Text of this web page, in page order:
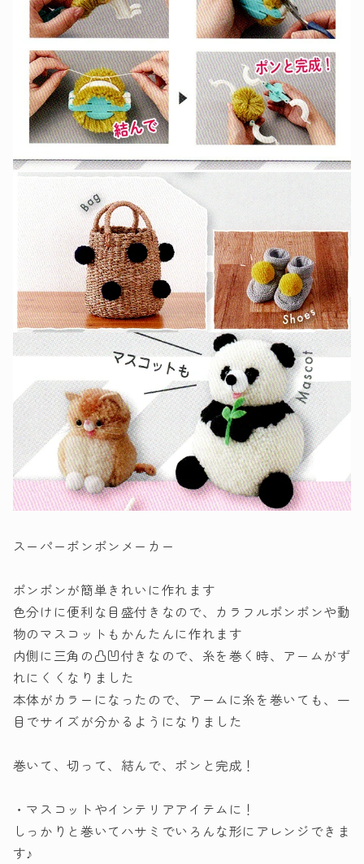
スーパーポンポンメーカー
ポンポンが簡単きれいに作れます
色分けに便利な目盛付きなので、カラフルポンポンや動
物のマスコットもかんたんに作れます
内側に三角の凸凹付きなので、糸を巻く時、アームがず
れにくくなりました
本体がカラーになったので、アームに糸を巻いても、一
目でサイズが分かるようになりました
巻いて、切って、結んで、ポンと完成！
・マスコットやインテリアアイテムに！
しっかりと巻いてハサミでいろんな形にアレンジできま
す♪